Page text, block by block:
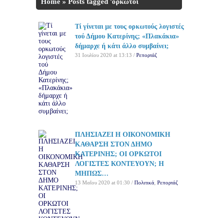
Τί γίνεται με τους ορκωτούς λογιστές
τού Δήμου Κατερίνης; «Πλακάκια»
δήμαρχε ή κάτι άλλο συμβαίνει;
31 Ιουλίου 2020 at 13:13 / Ρεπορτάζ
ΠΛΗΣΙΑΖΕΙ Η ΟΙΚΟΝΟΜΙΚΗ
ΚΑΘΑΡΣΗ ΣΤΟΝ ΔΗΜΟ
ΚΑΤΕΡΙΝΗΣ; ΟΙ ΟΡΚΩΤΟΙ
ΛΟΓΙΣΤΕΣ ΚΟΝΤΕΥΟΥΝ; Η
ΜΗΠΩΣ…
13 Μαΐου 2020 at 01:30 / Πολιτικά Ρεπορτάζ